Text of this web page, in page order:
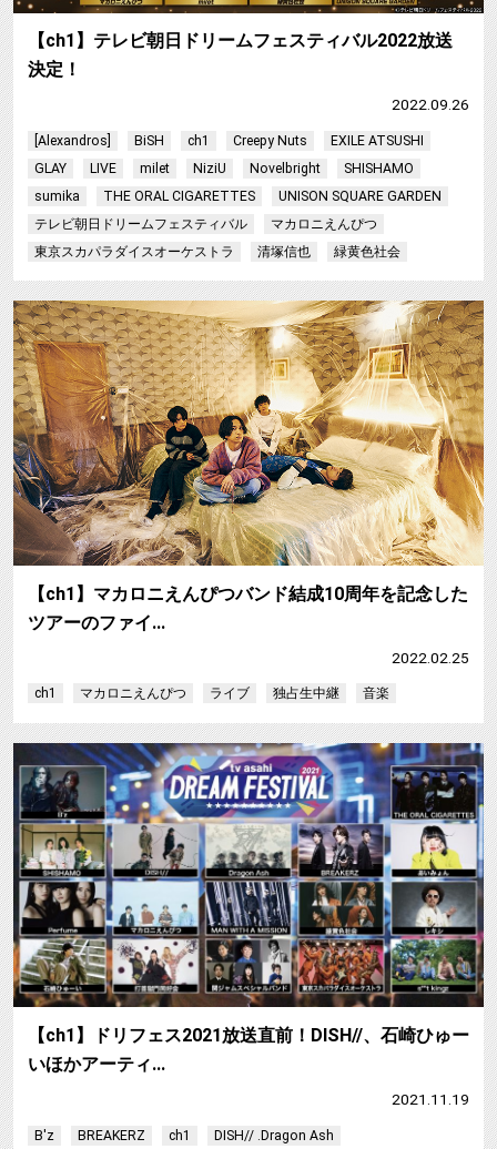
【ch1】テレビ朝日ドリームフェスティバル2022放送
決定！
2022.09.26
[Alexandros] BiSH ch1 Creepy Nuts
EXILE ATSUSHI
GLAY
LIVE milet NiziU Novelbright
SHISHAMO
sumika
THE ORAL CIGARETTES
UNISON SQUARE GARDEN
テレビ朝日ドリームフェスティバル
マカロニえんぴつ
東京スカパラダイスオーケストラ
清塚信也 緑黄色社会
【ch1】マカロニえんぴつバンド結成10周年を記念した
ツアーのファイ…
2022.02.25
ch1 マカロニえんぴつ ライブ 独占生中継 音楽
【ch1】ドリフェス2021放送直前！DISH//、石崎ひゅー
いほかアーティ…
2021.11.19
B'z BREAKERZ ch1
DISH// .Dragon Ash